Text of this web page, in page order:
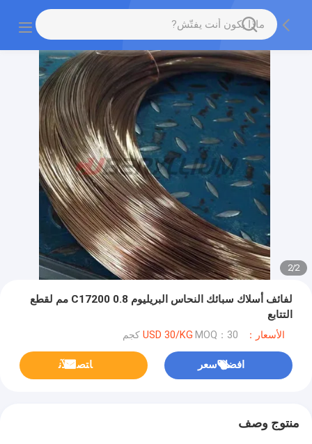
2
/
2
لفائف أسلاك سبائك النحاس البريليوم C17200 0.8 مم لقطع
التتابع
الأسعار：USD 30/KG MOQ：30 كجم
افضل سعر ﺎﺘﺼﻟ ﺍﻶﻧ
منتوج وصف